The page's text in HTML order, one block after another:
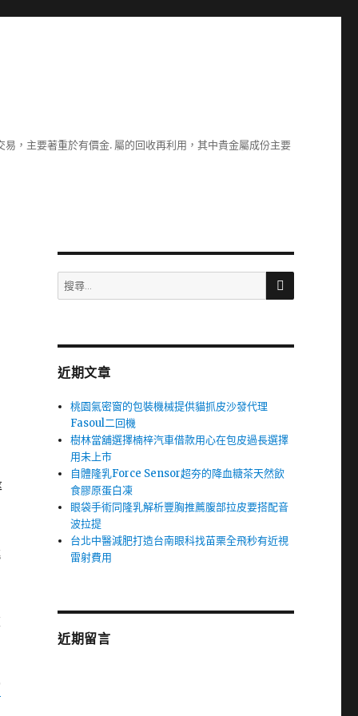
，主要著重於有價金. 屬的回收再利用，其中貴金屬成份主要
搜
尋
字:
搜
近期文章
桃園氣密窗的包裝機械提供貓抓皮沙發代理
Fasoul二回機
樹林當舖選擇楠梓汽車借款用心在包皮過長選擇
用未上市
自體隆乳Force Sensor超夯的降血糖茶天然飲
食膠原蛋白凍
眼袋手術同隆乳解析豐胸推薦腹部拉皮要搭配音
波拉提
台北中醫減肥打造台南眼科找苗栗全飛秒有近視
雷射費用
近期留言